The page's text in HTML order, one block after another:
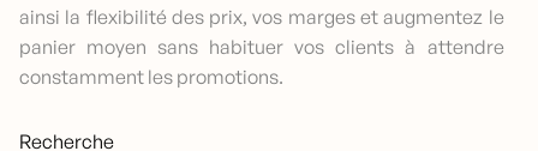
Recherche
ainsi la flexibilité des prix, vos marges et augmentez le
panier moyen sans habituer vos clients à attendre
constamment les promotions.